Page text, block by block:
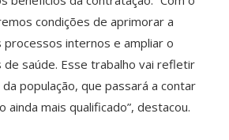
condições de aprimorar a
internos e ampliar o
de saúde. Esse trabalho vai refletir
população, que passará a contar
ainda mais qualificado”, destacou.